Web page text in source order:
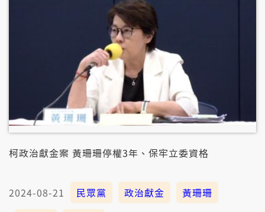
柯政治獻金案 黃珊珊停權3年、保牢立委資格
2024-08-21 民眾黨 政治獻金
黃珊珊